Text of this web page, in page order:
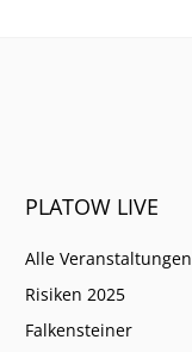
PLATOW LIVE
Alle Veranstaltungen
Risiken 2025
Falkensteiner